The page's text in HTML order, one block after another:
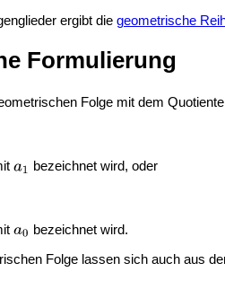
ergibt die geometrische
Formulierung
Folge mit dem
bezeichnet wird, oder
bezeichnet wird.
Folge lassen sich auch aus